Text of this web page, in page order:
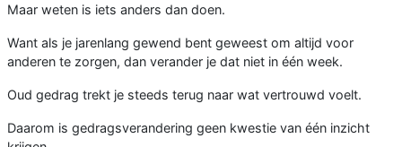
Maar weten is iets anders dan doen.
Want als je jarenlang gewend bent geweest om altijd voor
anderen te zorgen, dan verander je dat niet in één week.
Oud gedrag trekt je steeds terug naar wat vertrouwd voelt.
Daarom is gedragsverandering geen kwestie van één inzicht